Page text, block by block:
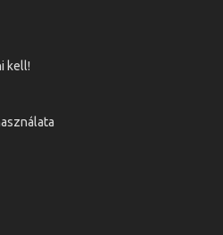
kell!